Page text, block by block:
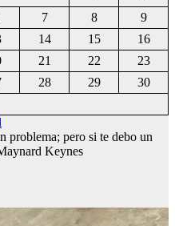
7 8
9
14 15
16
21 22
23
28 29
30
problema; pero si te debo un
Keynes